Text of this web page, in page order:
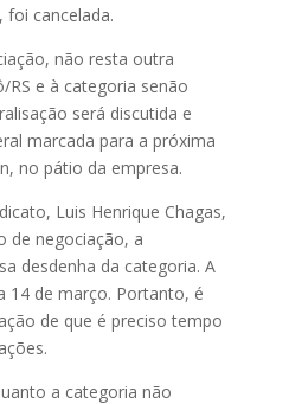
foi cancelada.
não resta outra
e à categoria senão
será discutida e
marcada para a próxima
no pátio da empresa.
Luis Henrique Chagas,
de negociação, a
desdenha da categoria. A
14 de março. Portanto, é
de que é preciso tempo
a categoria não